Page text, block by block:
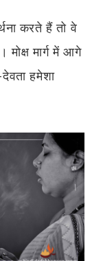
करते हैं तो वे
मार्ग में आगे
हमेशा